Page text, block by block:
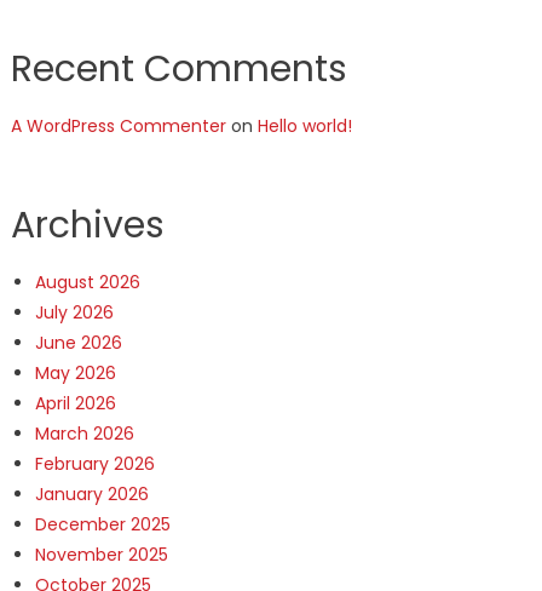
Recent Comments
A WordPress Commenteron Hello world!
Archives
August 2026
July 2026
June 2026
May 2026
April 2026
March 2026
February 2026
January 2026
December 2025
November 2025
October 2025